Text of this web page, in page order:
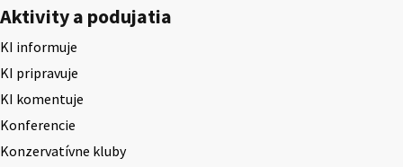
Aktivity a podujatia
KI informuje
KI pripravuje
KI komentuje
Konferencie
Konzervatívne kluby